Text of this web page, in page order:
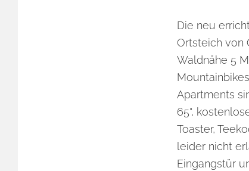
Die neu
Ortsteich von
Waldnähe 5
Apartments
65“,
Toaster,
leider nicht
Eingangstür